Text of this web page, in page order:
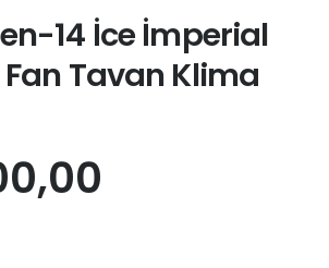
14 İce İmperial
Tavan Klima